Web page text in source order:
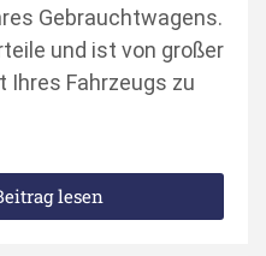
Gebrauchtwagens.
und ist von großer
Ihres Fahrzeugs zu
lesen